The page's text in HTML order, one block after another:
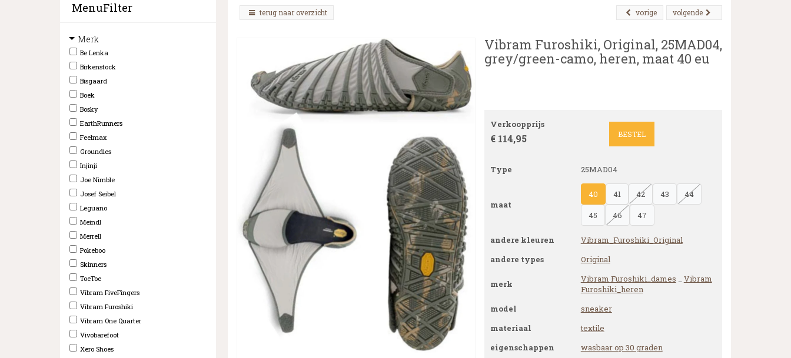
MenuFilter
Merk
Be Lenka
Birkenstock
Bisgaard
Boek
Bosky
EarthRunners
Feelmax
Groundies
Injinji
Joe Nimble
Josef Seibel
Leguano
Meindl
Merrell
Pokeboo
Skinners
ToeToe
Vibram FiveFingers
Vibram Furoshiki
Vibram One Quarter
Vivobarefoot
Xero Shoes
terug naar overzicht volgende
vorige
Vibram Furoshiki, Original, 25MAD04,
grey/green-camo, heren, maat 40 eu
Verkoopprijs
€ 114,95 BESTEL
Type 25MAD04
maat
40 41 42 43
44
45
46 47
andere kleuren
Vibram_Furoshiki_Original
andere types
Original
merk Vibram Furoshiki_dames
Vibram
Furoshiki_heren
model
sneaker
materiaal
textile
eigenschappen
wasbaar op 30 graden